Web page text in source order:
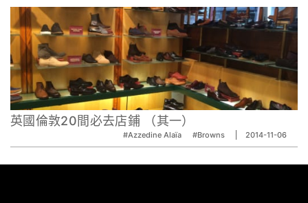
英國倫敦20間必去店鋪 （其一）
#Azzedine Alaïa #Browns 2014-11-06